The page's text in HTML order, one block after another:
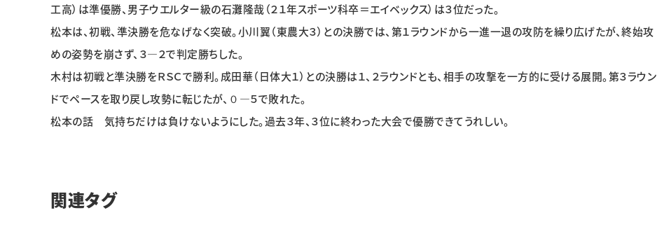
工高）は準優勝、男子ウエルター級の石灘隆哉（２１年スポーツ科卒＝エイベックス）は３位だった。
松本は、初戦、準決勝を危なげなく突破。小川翼（東農大３）との決勝では、第１ラウンドから一進一退の攻防を繰り広げたが、終始攻
めの姿勢を崩さず、３―２で判定勝ちした。
木村は初戦と準決勝をＲＳＣで勝利。成田華（日体大１）との決勝は１、２ラウンドとも、相手の攻撃を一方的に受ける展開。第３ラウン
ドでペースを取り戻し攻勢に転じたが、０―５で敗れた。
松本の話 気持ちだけは負けないようにした。過去３年、３位に終わった大会で優勝できてうれしい。
関連タグ